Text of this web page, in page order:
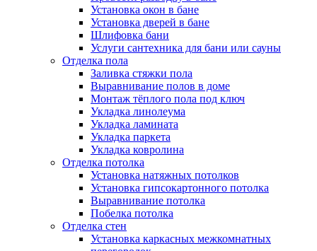
Установка окон в бане
Установка дверей в бане
Шлифовка бани
Услуги сантехника для бани или сауны
Отделка пола
Заливка стяжки пола
Выравнивание полов в доме
Монтаж тёплого пола под ключ
Укладка линолеума
Укладка ламината
Укладка паркета
Укладка ковролина
Отделка потолка
Установка натяжных потолков
Установка гипсокартонного потолка
Выравнивание потолка
Побелка потолка
Отделка стен
Установка каркасных межкомнатных